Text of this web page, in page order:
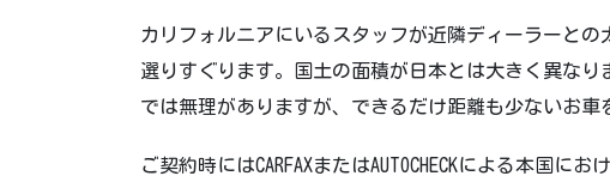
カリフォルニアにいるスタッフが近隣ディーラーと
選りすぐります。国土の面積が日本とは大きく異なり
では無理がありますが、できるだけ距離も少ないお車
ご契約時にはCARFAXまたはAUTOCHECKによる本国